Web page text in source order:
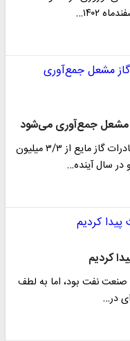
وزیر نفت در جلسه هیات دولت گفت که «صادرات گاز مایع از ۳/۳ میلیون
کردیم
برای صنعت نفت بود، اما به لطف
در…